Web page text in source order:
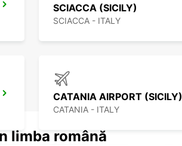
SCIACCA (SICILY)
SCIACCA - ITALY
CATANIA AIRPORT (SICILY)
CATANIA - ITALY
limba română